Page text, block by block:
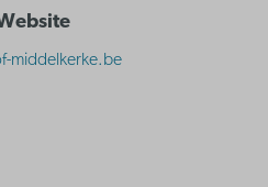
middelkerke.be